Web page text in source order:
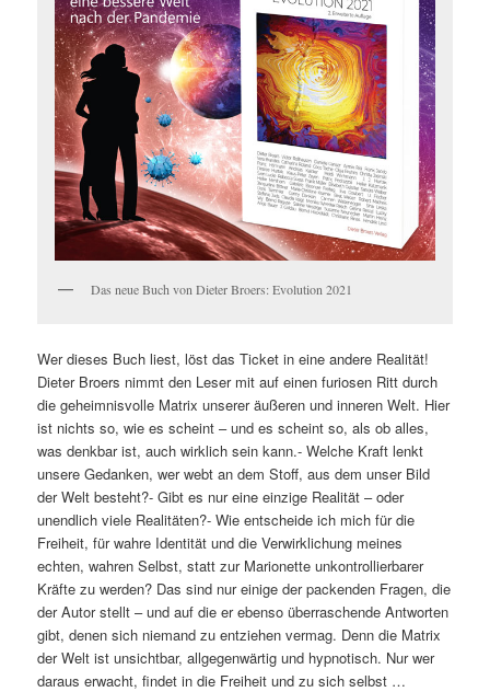
Das neue Buch von Dieter Broers: Evolution 2021
Wer dieses Buch liest, löst das Ticket in eine andere Realität!
Dieter Broers nimmt den Leser mit auf einen furiosen Ritt durch
die geheimnisvolle Matrix unserer äußeren und inneren Welt. Hier
ist nichts so, wie es scheint – und es scheint so, als ob alles,
was denkbar ist, auch wirklich sein kann.- Welche Kraft lenkt
unsere Gedanken, wer webt an dem Stoff, aus dem unser Bild
der Welt besteht?- Gibt es nur eine einzige Realität – oder
unendlich viele Realitäten?- Wie entscheide ich mich für die
Freiheit, für wahre Identität und die Verwirklichung meines
echten, wahren Selbst, statt zur Marionette unkontrollierbarer
Kräfte zu werden? Das sind nur einige der packenden Fragen, die
der Autor stellt – und auf die er ebenso überraschende Antworten
gibt, denen sich niemand zu entziehen vermag. Denn die Matrix
der Welt ist unsichtbar, allgegenwärtig und hypnotisch. Nur wer
daraus erwacht, findet in die Freiheit und zu sich selbst …